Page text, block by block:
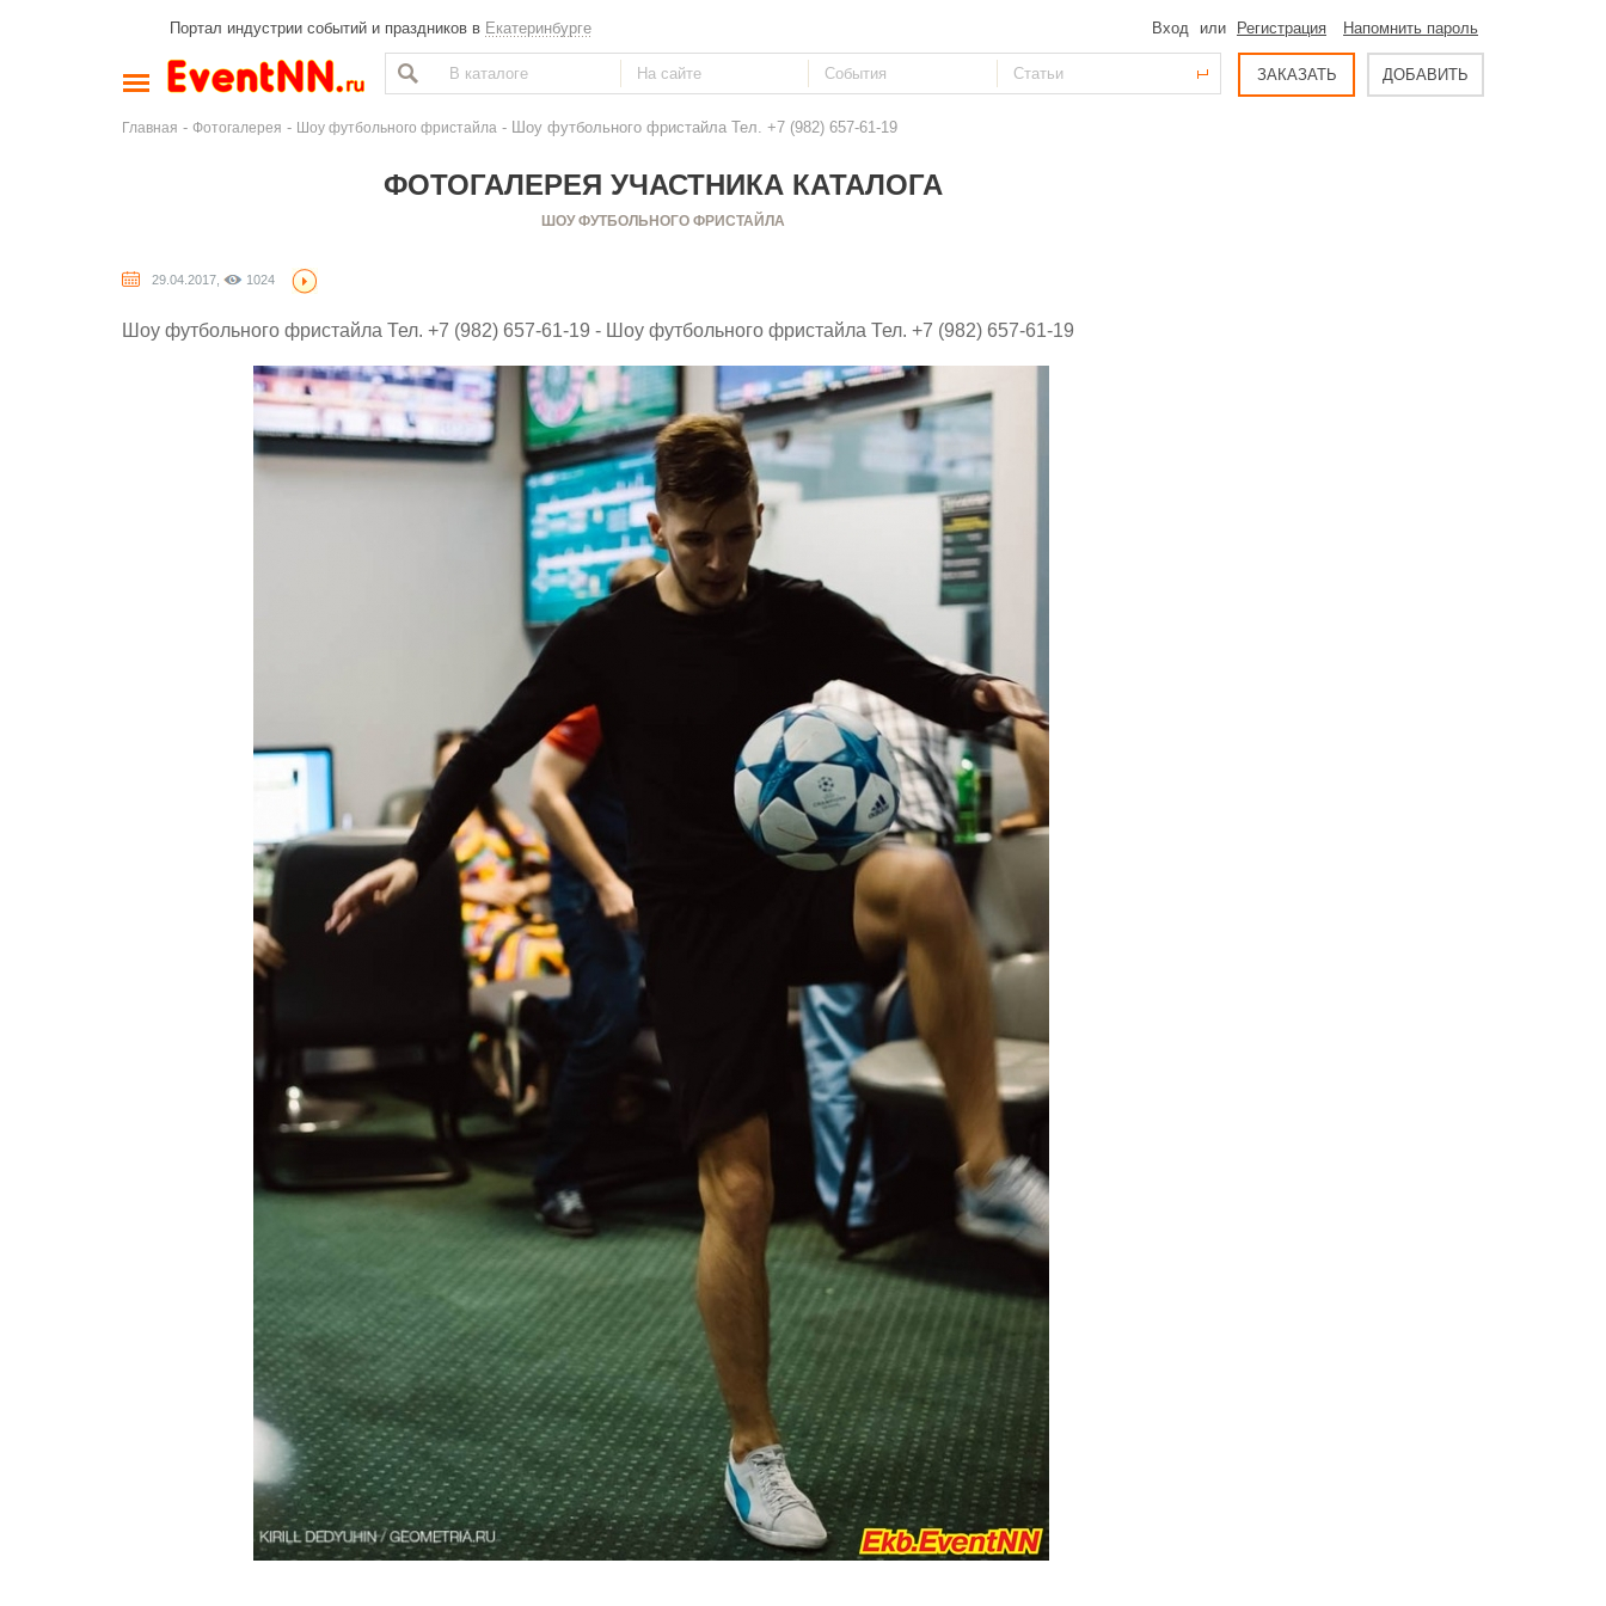
Портал индустрии событий и праздников в Екатеринбурге Вход или Регистрация Напомнить пароль
ЗАКАЗАТЬ ДОБАВИТЬ
Главная - Фотогалерея - Шоу футбольного фристайла - Шоу футбольного фристайла Тел. +7 (982) 657-61-19
ФОТОГАЛЕРЕЯ УЧАСТНИКА КАТАЛОГА
ШОУ ФУТБОЛЬНОГО ФРИСТАЙЛА
29.04.2017, 1024
Шоу футбольного фристайла Тел. +7 (982) 657-61-19 - Шоу футбольного фристайла Тел. +7 (982) 657-61-19